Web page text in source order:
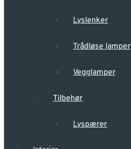
Lyslenker
Trådløse lamper
Vegglamper
Tilbehør
Lyspærer